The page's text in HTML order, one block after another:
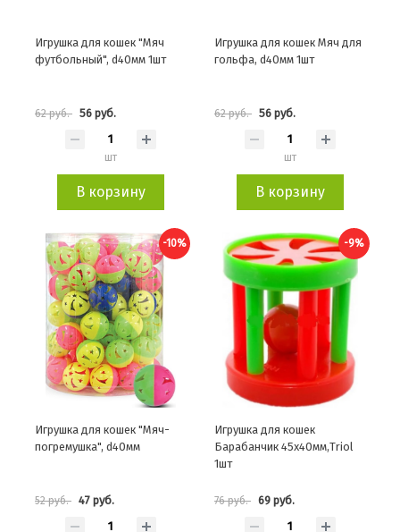
Игрушка для кошек "Мяч
футбольный", d40мм 1шт
62 руб. 56 руб.
шт
В корзину
Игрушка для кошек Мяч для
гольфа, d40мм 1шт
62 руб. 56 руб.
шт
В корзину
-10%
Игрушка для кошек "Мяч-
погремушка", d40мм
52 руб. 47 руб.
-9%
Игрушка для кошек
Барабанчик 45х40мм,Triol
1шт
76 руб. 69 руб.